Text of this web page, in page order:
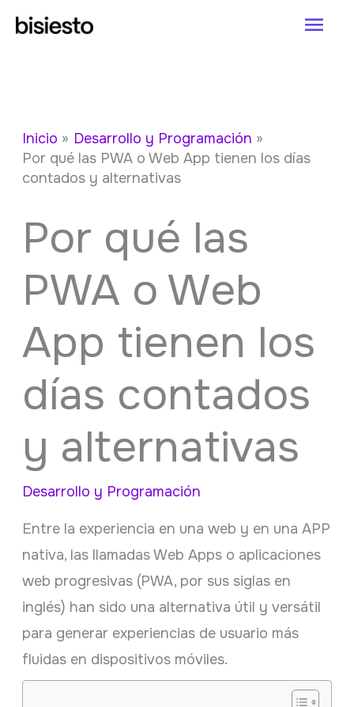
Inicio
Desarrollo y Programación
Por qué las PWA o Web App tienen los días
contados y alternativas
Por qué las
PWA o Web
App tienen los
días contados
y alternativas
Desarrollo y Programación
Entre la experiencia en una web y en una APP
nativa, las llamadas Web Apps o aplicaciones
web progresivas (PWA, por sus siglas en
inglés) han sido una alternativa útil y versátil
para generar experiencias de usuario más
fluidas en dispositivos móviles.